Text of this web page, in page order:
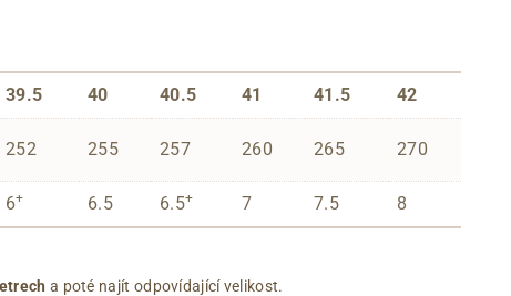
39.5 40 40.5 41 41.5 42
252 255 257 260 265 270
6+ 6.5 6.5+ 7 7.5 8
a poté najít odpovídající velikost.